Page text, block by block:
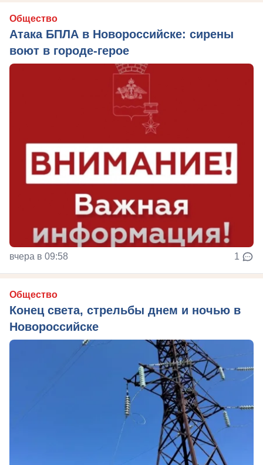
Общество
Атака БПЛА в Новороссийске: сирены
воют в городе-герое
вчера в 09:58 1
Общество
Конец света, стрельбы днем и ночью в
Новороссийске